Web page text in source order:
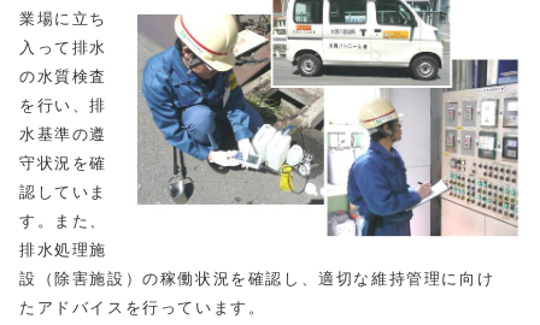
業場に立ち
入って排水
の水質検査
を行い、排
水基準の遵
守状況を確
認していま
す。また、
排水処理施
設（除害施設）の稼働状況を確認し、適切な維持管理に向け
たアドバイスを行っています。